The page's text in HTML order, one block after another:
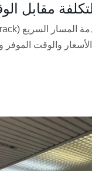
مقابل
الأسعار والوقت الموفر